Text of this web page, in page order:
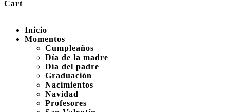
Cart
Inicio
Momentos
Cumpleaños
Día de la madre
Día del padre
Graduación
Nacimientos
Navidad
Profesores